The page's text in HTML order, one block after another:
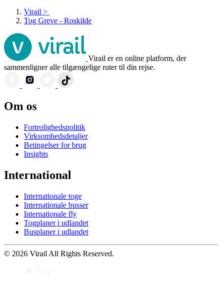
Virail >
Tog Greve - Roskilde
Virail er en online platform, der
sammenligner alle tilgængelige ruter til din rejse.
Om os
Fortrolighedspolitik
Virksomhedsdetaljer
Betingelser for brug
Insights
International
Internationale toge
Internationale busser
Internationale fly
Togplaner i udlandet
Busplaner i udlandet
© 2026 Virail All Rights Reserved.